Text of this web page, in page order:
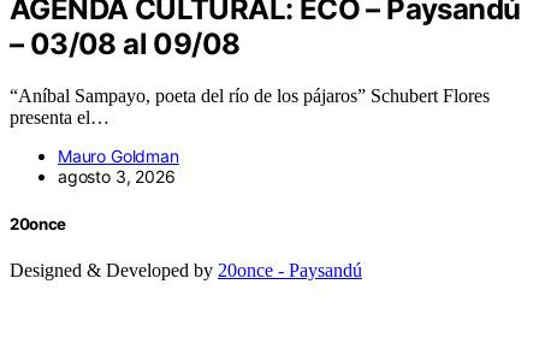
AGENDA CULTURAL: ECO – Paysandú
– 03/08 al 09/08
“Aníbal Sampayo, poeta del río de los pájaros” Schubert Flores
presenta el…
Mauro Goldman
agosto 3, 2026
20once
Designed & Developed by 20once - Paysandú